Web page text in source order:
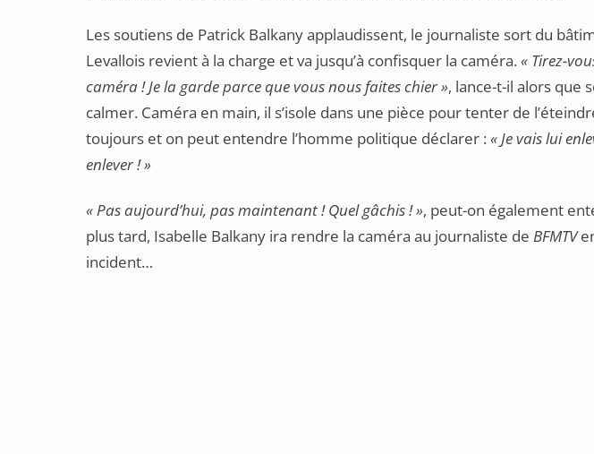
Les soutiens de Patrick Balkany applaudissent, le journaliste sort du
Levallois revient à la charge et va jusqu’à confisquer la caméra.« Tirez-
caméra ! Je la garde parce que vous nous faites chier », lance-t-il alors que
calmer. Caméra en main, il s’isole dans une pièce pour tenter de
toujours et on peut entendre l’homme politique déclarer :« Je vais lui
enlever ! »
« Pas aujourd’hui, pas maintenant ! Quel gâchis ! », peut-on également
plus tard, Isabelle Balkany ira rendre la caméra au journaliste de BFMTV
incident…